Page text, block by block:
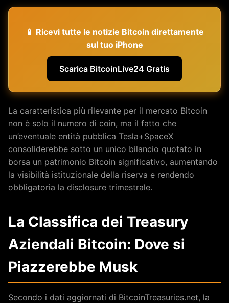
📱 Ricevi tutte le notizie Bitcoin direttamente
sul tuo iPhone
Scarica BitcoinLive24 Gratis
La caratteristica più rilevante per il mercato Bitcoin
non è solo il numero di coin, ma il fatto che
un’eventuale entità pubblica Tesla+SpaceX
consoliderebbe sotto un unico bilancio quotato in
borsa un patrimonio Bitcoin significativo, aumentando
la visibilità istituzionale della riserva e rendendo
obbligatoria la disclosure trimestrale.
La Classifica dei Treasury
Aziendali Bitcoin: Dove si
Piazzerebbe Musk
Secondo i dati aggiornati di BitcoinTreasuries.net, la